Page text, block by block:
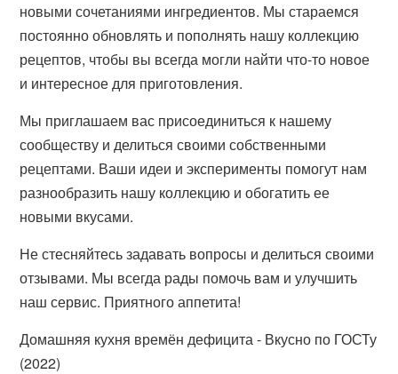
новыми сочетаниями ингредиентов. Мы стараемся
постоянно обновлять и пополнять нашу коллекцию
рецептов, чтобы вы всегда могли найти что-то новое
и интересное для приготовления.
Мы приглашаем вас присоединиться к нашему
сообществу и делиться своими собственными
рецептами. Ваши идеи и эксперименты помогут нам
разнообразить нашу коллекцию и обогатить ее
новыми вкусами.
Не стесняйтесь задавать вопросы и делиться своими
отзывами. Мы всегда рады помочь вам и улучшить
наш сервис. Приятного аппетита!
Домашняя кухня времён дефицита - Вкусно по ГОСТу
(2022)